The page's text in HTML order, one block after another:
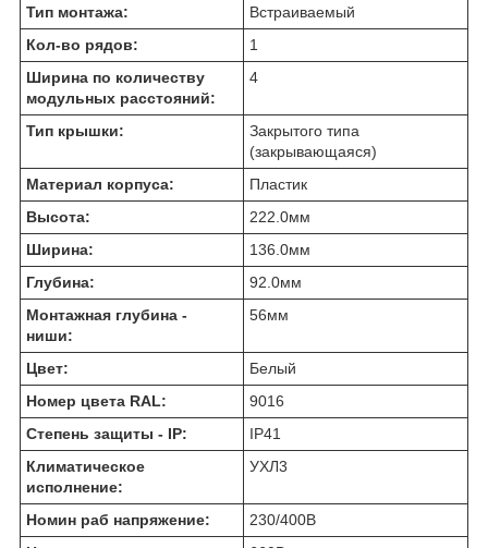
Тип монтажа:
Встраиваемый
Кол-во рядов:
1
Ширина по количеству
модульных расстояний:
4
Тип крышки:
Закрытого типа
(закрывающаяся)
Материал корпуса:
Пластик
Высота:
222.0мм
Ширина:
136.0мм
Глубина:
92.0мм
Монтажная глубина -
ниши:
56мм
Цвет:
Белый
Номер цвета RAL:
9016
Степень защиты - IP:
IP41
Климатическое
исполнение:
УХЛ3
Номин раб напряжение: 230/400В